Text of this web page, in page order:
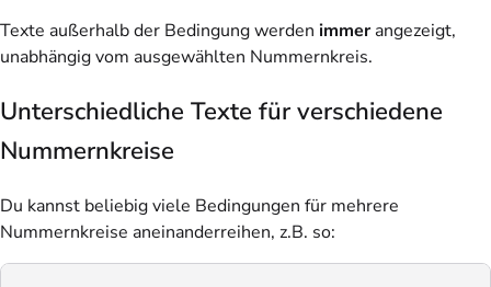
Texte außerhalb der Bedingung werden immerangezeigt,
unabhängig vom ausgewählten Nummernkreis.
Unterschiedliche Texte für verschiedene
Nummernkreise
Du kannst beliebig viele Bedingungen für mehrere
Nummernkreise aneinanderreihen, z.B. so: